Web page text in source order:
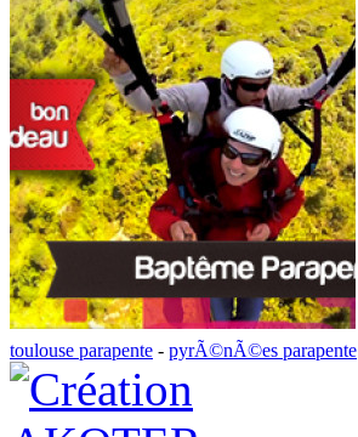
toulouse parapente - pyrÃ©nÃ©es parapente